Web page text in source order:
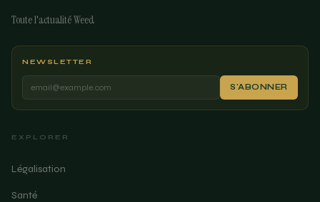
Toute l'actualité Weed
NEWSLETTER
S'ABONNER
EXPLORER
Légalisation
Santé